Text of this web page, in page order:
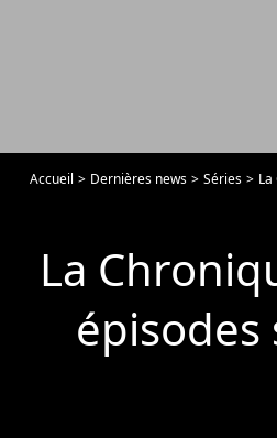
Accueil Dernières news Séries
La